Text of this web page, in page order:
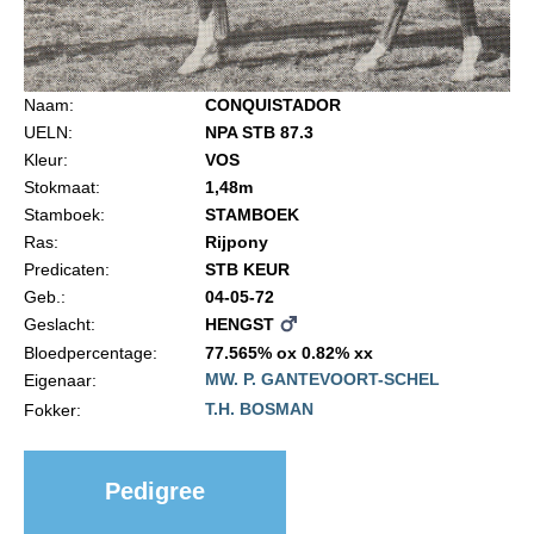
Import registratie
Veulenregistratie
I&R Registratie
Informatie overschrijven paspoort
Formulier overschrijven op naam
Animal Health Regulation
Gids voor Goede Praktijken
Tarievenlijst
Veel gestelde vragen
Naam:
CONQUISTADOR
UELN:
NPA STB 87.3
Kleur:
VOS
Stokmaat:
1,48m
Stamboek:
STAMBOEK
Ras:
Rijpony
Predicaten:
STB KEUR
Geb.:
04-05-72
Geslacht:
HENGST
Bloedpercentage:
77.565% ox 0.82% xx
Eigenaar:
MW. P. GANTEVOORT-SCHEL
Fokker:
T.H. BOSMAN
Pedigree